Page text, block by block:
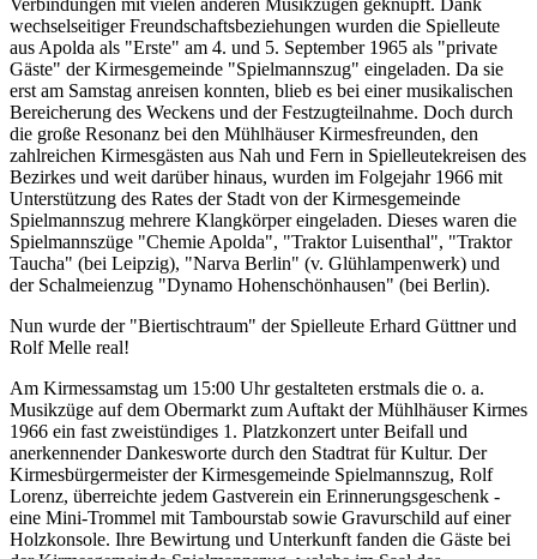
Verbindungen mit vielen anderen Musikzügen geknüpft. Dank
wechselseitiger Freundschaftsbeziehungen wurden die Spielleute
aus Apolda als "Erste" am 4. und 5. September 1965 als "private
Gäste" der Kirmesgemeinde "Spielmannszug" eingeladen. Da sie
erst am Samstag anreisen konnten, blieb es bei einer musikalischen
Bereicherung des Weckens und der Festzugteilnahme. Doch durch
die große Resonanz bei den Mühlhäuser Kirmesfreunden, den
zahlreichen Kirmesgästen aus Nah und Fern in Spielleutekreisen des
Bezirkes und weit darüber hinaus, wurden im Folgejahr 1966 mit
Unterstützung des Rates der Stadt von der Kirmesgemeinde
Spielmannszug mehrere Klangkörper eingeladen. Dieses waren die
Spielmannszüge "Chemie Apolda", "Traktor Luisenthal", "Traktor
Taucha" (bei Leipzig), "Narva Berlin" (v. Glühlampenwerk) und
der Schalmeienzug "Dynamo Hohenschönhausen" (bei Berlin).
Nun wurde der "Biertischtraum" der Spielleute Erhard Güttner und
Rolf Melle real!
Am Kirmessamstag um 15:00 Uhr gestalteten erstmals die o. a.
Musikzüge auf dem Obermarkt zum Auftakt der Mühlhäuser Kirmes
1966 ein fast zweistündiges 1. Platzkonzert unter Beifall und
anerkennender Dankesworte durch den Stadtrat für Kultur. Der
Kirmesbürgermeister der Kirmesgemeinde Spielmannszug, Rolf
Lorenz, überreichte jedem Gastverein ein Erinnerungsgeschenk -
eine Mini-Trommel mit Tambourstab sowie Gravurschild auf einer
Holzkonsole. Ihre Bewirtung und Unterkunft fanden die Gäste bei